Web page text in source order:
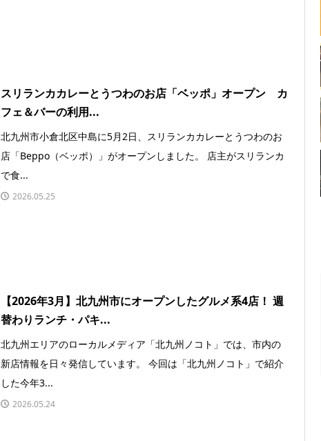
スリランカカレーとうつわのお店「ベッポ」オープン カ
フェ＆バーの利用...
北九州市小倉北区中島に5月2日、スリランカカレーとうつわのお
店「Beppo（ベッポ）」がオープンしました。 店主がスリランカ
で食...
2026.05.25
【2026年3月】北九州市にオープンしたグルメ系4店！ 週
替わりランチ・パキ...
北九州エリアのローカルメディア「北九州ノコト」では、市内の
新店情報を日々発信しています。 今回は「北九州ノコト」で紹介
した今年3...
2026.05.24